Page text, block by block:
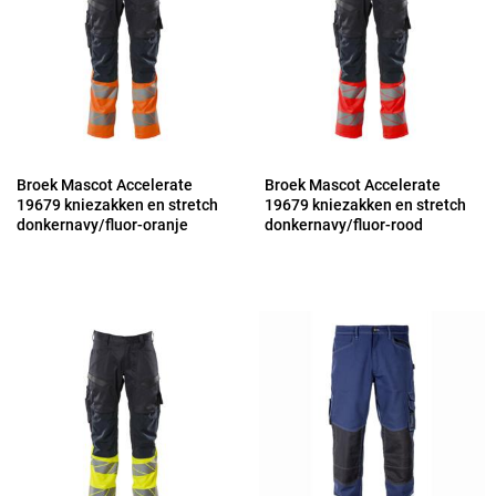
Broek Mascot Accelerate
19679 kniezakken en stretch
donkernavy/fluor-oranje
Broek Mascot Accelerate
19679 kniezakken en stretch
donkernavy/fluor-rood